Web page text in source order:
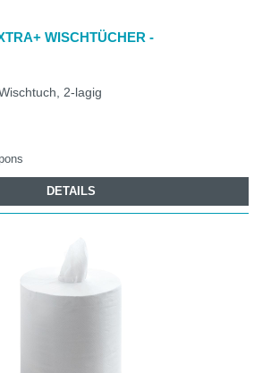
WISCHTÜCHER -
2-lagig
DETAILS